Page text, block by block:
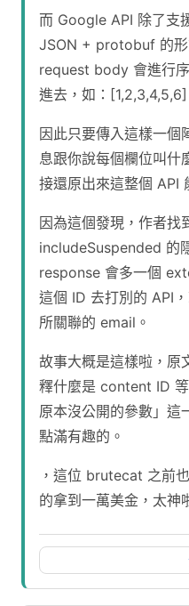
而 Google API 除了支
JSON + protobuf 的
request body 會進行
進去，如：
因此只要傳入這樣一個
息跟你說每個欄位叫什
接還原出來這整個 API
因為這個發現，作者找
includeSuspended 的
response 會多一個
這個 ID 去打別的 API
所關聯的 email。
故事大概是這樣啦，原
釋什麼是 content ID
原本沒公開的參數」這
點滿有趣的。
，這位 brutecat 之前
的拿到一萬美金，太神